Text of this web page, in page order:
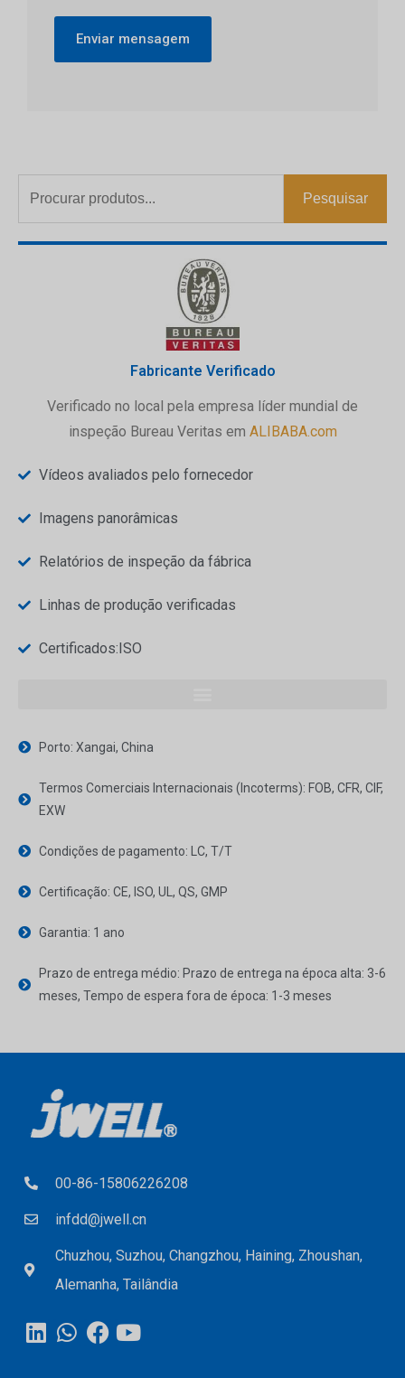
Enviar mensagem
Pesquisar
Fabricante Verificado
Verificado no local pela empresa líder mundial de
inspeção Bureau Veritas em ALIBABA.com
Vídeos avaliados pelo fornecedor
Imagens panorâmicas
Relatórios de inspeção da fábrica
Linhas de produção verificadas
Certificados:ISO
Porto: Xangai, China
Termos Comerciais Internacionais (Incoterms): FOB, CFR, CIF,
EXW
Condições de pagamento: LC, T/T
Certificação: CE, ISO, UL, QS, GMP
Garantia: 1 ano
Prazo de entrega médio: Prazo de entrega na época alta: 3-6
meses, Tempo de espera fora de época: 1-3 meses
00-86-15806226208
infdd@jwell.cn
Chuzhou, Suzhou, Changzhou, Haining, Zhoushan,
Alemanha, Tailândia